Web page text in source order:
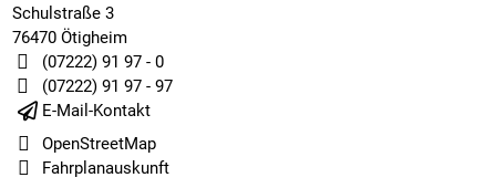
Schulstraße 3
76470 Ötigheim
(07222) 91 97 - 0
(07222) 91 97 - 97
E-Mail-Kontakt
OpenStreetMap
Fahrplanauskunft